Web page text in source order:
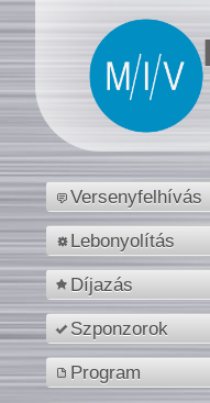
Versenyfelhívás
Lebonyolítás
Díjazás
Szponzorok
Program